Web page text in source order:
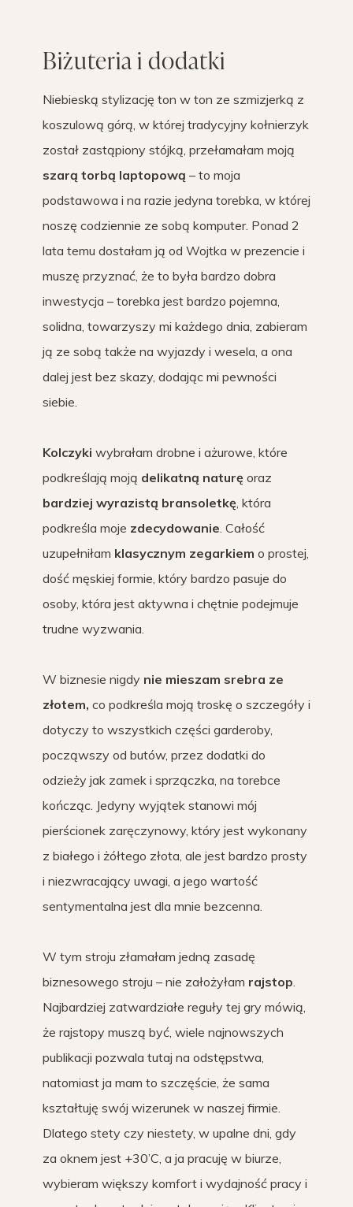
Biżuteria i dodatki
Niebieską stylizację ton w ton ze szmizjerką z
koszulową górą, w której tradycyjny kołnierzyk
został zastąpiony stójką, przełamałam moją
szarą torbą laptopową – to moja
podstawowa i na razie jedyna torebka, w której
noszę codziennie ze sobą komputer. Ponad 2
lata temu dostałam ją od Wojtka w prezencie i
muszę przyznać, że to była bardzo dobra
inwestycja – torebka jest bardzo pojemna,
solidna, towarzyszy mi każdego dnia, zabieram
ją ze sobą także na wyjazdy i wesela, a ona
dalej jest bez skazy, dodając mi pewności
siebie.
Kolczyki wybrałam drobne i ażurowe, które
podkreślają moją delikatną naturę oraz
bardziej wyrazistą bransoletkę, która
podkreśla moje zdecydowanie. Całość
uzupełniłam klasycznym zegarkiem o prostej,
dość męskiej formie, który bardzo pasuje do
osoby, która jest aktywna i chętnie podejmuje
trudne wyzwania.
W biznesie nigdy nie mieszam srebra ze
złotem, co podkreśla moją troskę o szczegóły i
dotyczy to wszystkich części garderoby,
począwszy od butów, przez dodatki do
odzieży jak zamek i sprzączka, na torebce
kończąc. Jedyny wyjątek stanowi mój
pierścionek zaręczynowy, który jest wykonany
z białego i żółtego złota, ale jest bardzo prosty
i niezwracający uwagi, a jego wartość
sentymentalna jest dla mnie bezcenna.
W tym stroju złamałam jedną zasadę
biznesowego stroju – nie założyłam rajstop.
Najbardziej zatwardziałe reguły tej gry mówią,
że rajstopy muszą być, wiele najnowszych
publikacji pozwala tutaj na odstępstwa,
natomiast ja mam to szczęście, że sama
kształtuję swój wizerunek w naszej firmie.
Dlatego stety czy niestety, w upalne dni, gdy
za oknem jest +30’C, a ja pracuję w biurze,
wybieram większy komfort i wydajność pracy i